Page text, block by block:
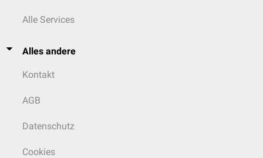
Alle Services
Alles andere
Kontakt
AGB
Datenschutz
Cookies